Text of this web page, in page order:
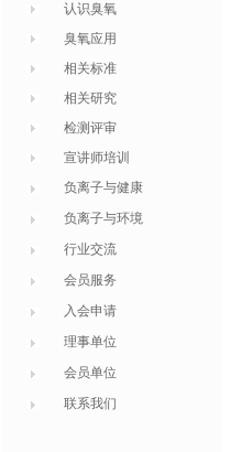
认识臭氧
臭氧应用
相关标准
相关研究
检测评审
宣讲师培训
负离子与健康
负离子与环境
行业交流
会员服务
入会申请
理事单位
会员单位
联系我们